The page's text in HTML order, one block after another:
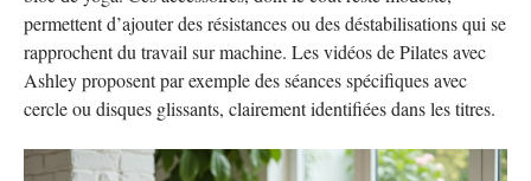
permettent d’ajouter des résistances ou des déstabilisations qui se
rapprochent du travail sur machine. Les vidéos de Pilates avec
Ashley proposent par exemple des séances spécifiques avec
cercle ou disques glissants, clairement identifiées dans les titres.